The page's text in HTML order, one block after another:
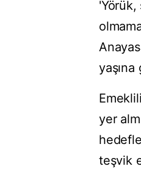
'Yörük,
yer
teşvik